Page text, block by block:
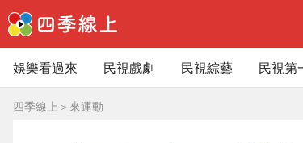
娛樂看過來 民視戲劇 民視綜藝 民視第
四季線上 ＞ 來運動